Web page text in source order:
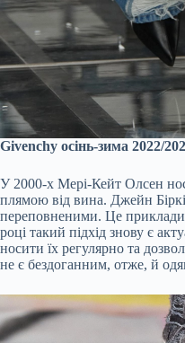
Givenchy осінь-зима 2022/
У 2000-х Мері-Кейт Олсен
плямою від вина. Джейн
переповненими. Це
році такий підхід знову є
носити їх регулярно та
не є бездоганним, отже, й